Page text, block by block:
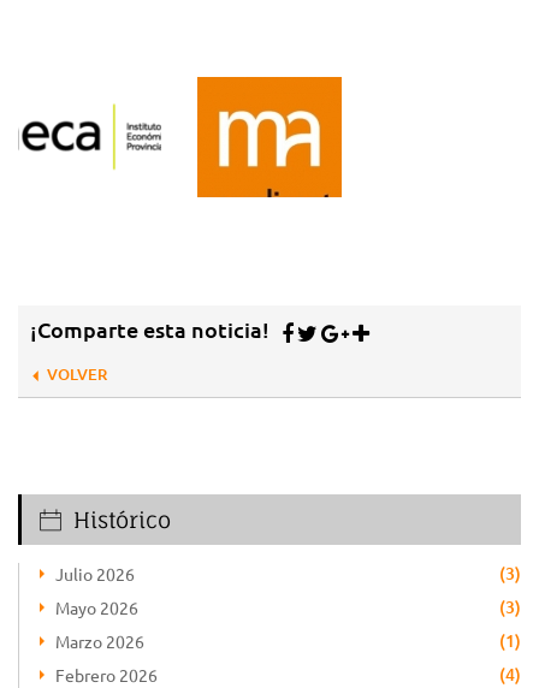
¡Comparte esta noticia!
VOLVER
Histórico
Julio 2026 (3)
Mayo 2026 (3)
Marzo 2026 (1)
Febrero 2026 (4)